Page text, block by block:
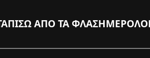
ΠΙΣΩ ΑΠΟ ΤΑ ΦΛΑΣ